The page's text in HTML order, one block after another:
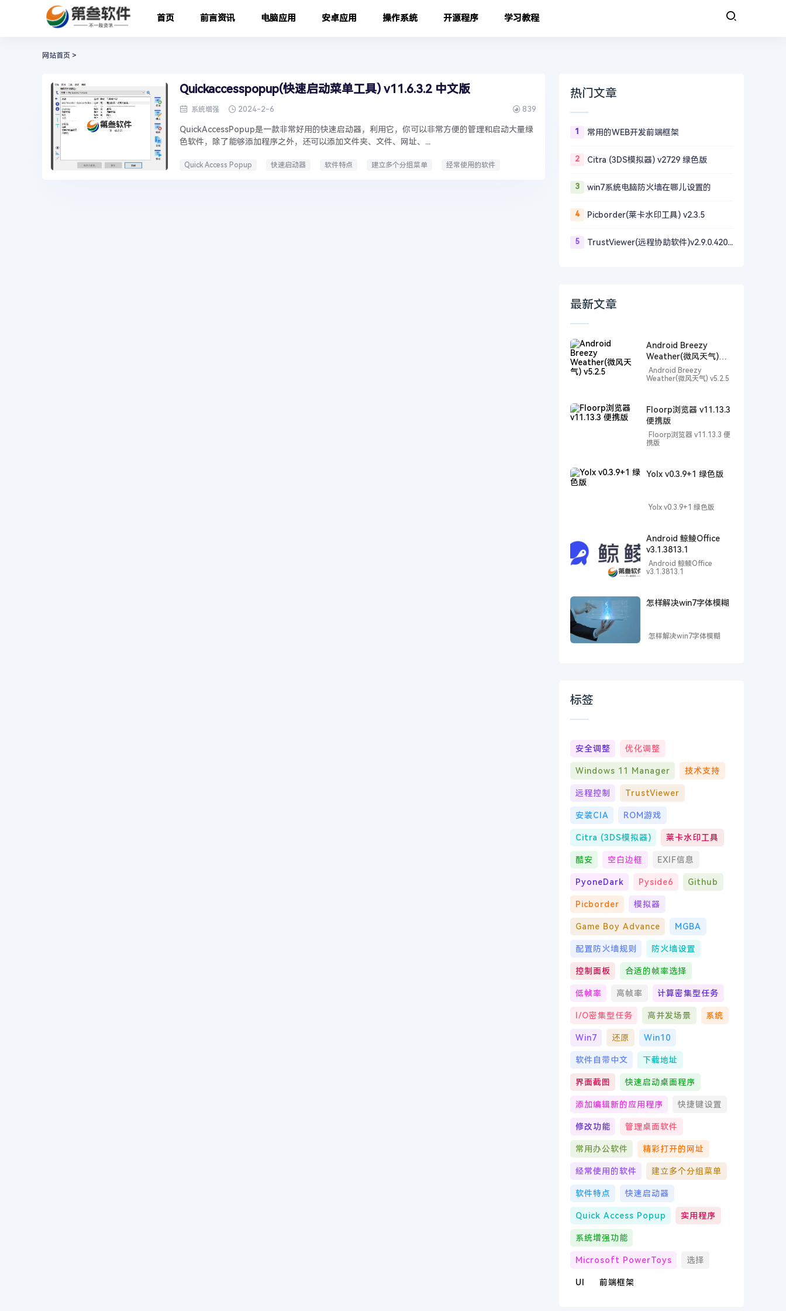
首页 前言资讯 电脑应用 安卓应用 操作系统 开源程序 学习教程
网站首页 >
Quickaccesspopup(快速启动菜单工具) v11.6.3.2 中文版
系统增强 2024-2-6 839
QuickAccessPopup是一款非常好用的快速启动器，利用它，你可以非常方便的管理和启动大量绿
色软件，除了能够添加程序之外，还可以添加文件夹、文件、网址、...
Quick Access Popup 快速启动器 软件特点 建立多个分组菜单
经常使用的软件
热门文章
1 常用的WEB开发前端框架
2 Citra (3DS模拟器) v2729 绿色版
3 win7系统电脑防火墙在哪儿设置的
4 Picborder(莱卡水印工具) v2.3.5
5 TrustViewer(远程协助软件)v2.9.0.4203 单文件版
最新文章
Android Breezy
Weather(微风天气)
v5.2.5
Android Breezy
Weather(微风天气) v5.2.5
Floorp浏览器 v11.13.3
便携版
Floorp浏览器 v11.13.3 便
携版
Yolx v0.3.9+1 绿色版
Yolx v0.3.9+1 绿色版
Android 鲸鲮Office
v3.1.3813.1
Android 鲸鲮Office
v3.1.3813.1
怎样解决win7字体模糊
怎样解决win7字体模糊
标签
安全调整 优化调整
Windows 11 Manager 技术支持
远程控制 TrustViewer
安装CIA ROM游戏
Citra (3DS模拟器) 莱卡水印工具
酷安 空白边框 EXIF信息
PyoneDark Pyside6 Github
Picborder 模拟器
Game Boy Advance MGBA
配置防火墙规则 防火墙设置
控制面板 合适的帧率选择
低帧率 高帧率 计算密集型任务
I/O密集型任务 高并发场景 系统
Win7 还原 Win10
软件自带中文 下载地址
界面截图 快速启动桌面程序
添加编辑新的应用程序 快捷键设置
修改功能 管理桌面软件
常用办公软件 精彩打开的网址
经常使用的软件 建立多个分组菜单
软件特点 快速启动器
Quick Access Popup 实用程序
系统增强功能
Microsoft PowerToys 选择
UI 前端框架